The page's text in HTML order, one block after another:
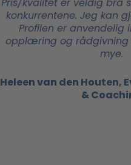
Pris/kvalitet er veldig bra
konkurrentene. Jeg kan
Profilen er anvendelig
opplæring og rådgivning
mye.
Heleen van den Houten,
&